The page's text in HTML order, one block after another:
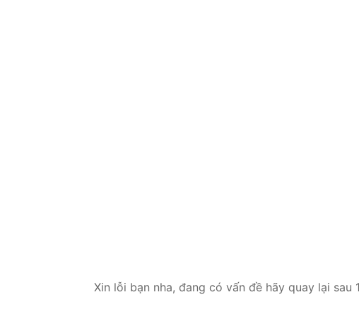
Xin lỗi bạn nha, đang có vấn đề hãy quay lại sau